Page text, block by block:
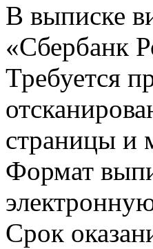
В выписке
«Сбербанк
Требуется
страницы и
Формат
Срок